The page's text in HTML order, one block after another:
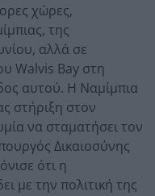
χώρες,
της
αλλά σε
Walvis Bay στη
αυτού. Η Ναμίμπια
στήριξη στον
να σταματήσει τον
Δικαιοσύνης
ότι η
με την πολιτική της